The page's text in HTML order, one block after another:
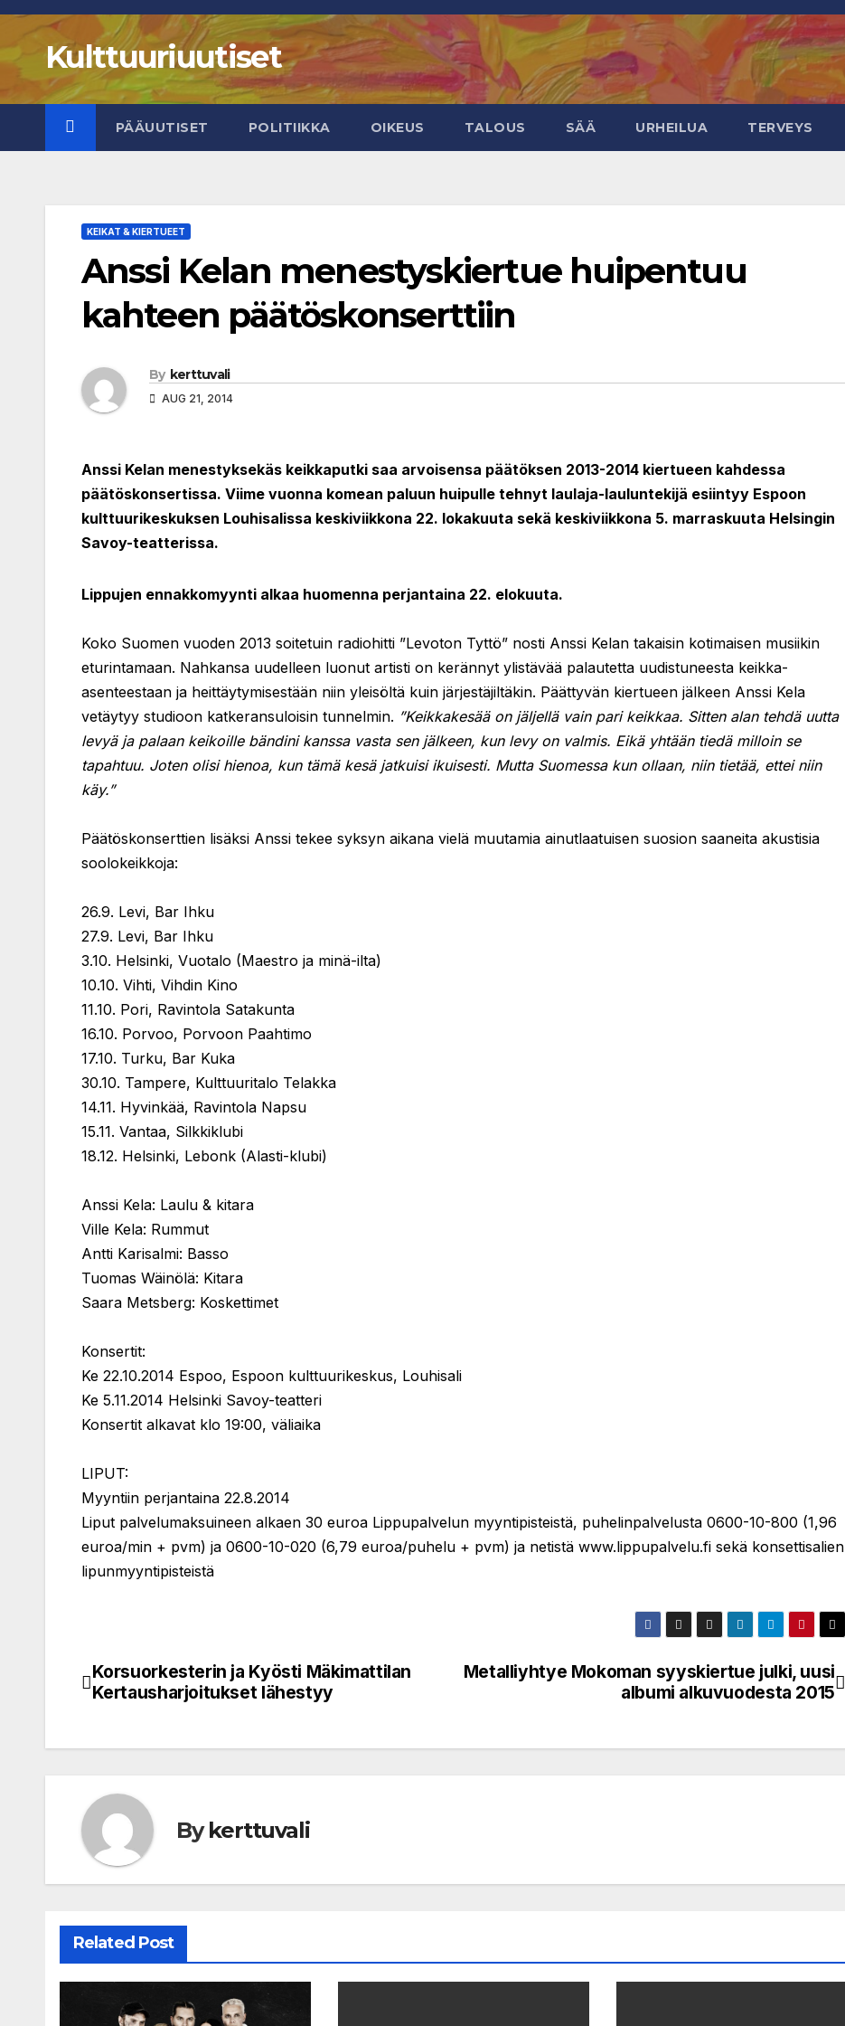
Skip
contentKulttuuriuutiset
PÄÄUUTISET POLITIIKKA OIKEUS TALOUS SÄÄ URHEILUA TERVEYS
KEIKAT & KIERTUEET
Anssi Kelan menestyskiertue huipentuu
kahteen päätöskonserttiin
By kerttuvali
AUG 21, 2014
Anssi Kelan menestyksekäs keikkaputki saa arvoisensa päätöksen 2013-2014 kiertueen kahdessa
päätöskonsertissa. Viime vuonna komean paluun huipulle tehnyt laulaja-lauluntekijä esiintyy Espoon
kulttuurikeskuksen Louhisalissa keskiviikkona 22. lokakuuta sekä keskiviikkona 5. marraskuuta Helsingin
Savoy-teatterissa.
Lippujen ennakkomyynti alkaa huomenna perjantaina 22. elokuuta.
Koko Suomen vuoden 2013 soitetuin radiohitti ”Levoton Tyttö” nosti Anssi Kelan takaisin kotimaisen musiikin
eturintamaan. Nahkansa uudelleen luonut artisti on kerännyt ylistävää palautetta uudistuneesta keikka-
asenteestaan ja heittäytymisestään niin yleisöltä kuin järjestäjiltäkin. Päättyvän kiertueen jälkeen Anssi Kela
vetäytyy studioon katkeransuloisin tunnelmin. ”Keikkakesää on jäljellä vain pari keikkaa. Sitten alan tehdä uutta
levyä ja palaan keikoille bändini kanssa vasta sen jälkeen, kun levy on valmis. Eikä yhtään tiedä milloin se
tapahtuu. Joten olisi hienoa, kun tämä kesä jatkuisi ikuisesti. Mutta Suomessa kun ollaan, niin tietää, ettei niin
käy.”
Päätöskonserttien lisäksi Anssi tekee syksyn aikana vielä muutamia ainutlaatuisen suosion saaneita akustisia
soolokeikkoja:
26.9. Levi, Bar Ihku
27.9. Levi, Bar Ihku
3.10. Helsinki, Vuotalo (Maestro ja minä-ilta)
10.10. Vihti, Vihdin Kino
11.10. Pori, Ravintola Satakunta
16.10. Porvoo, Porvoon Paahtimo
17.10. Turku, Bar Kuka
30.10. Tampere, Kulttuuritalo Telakka
14.11. Hyvinkää, Ravintola Napsu
15.11. Vantaa, Silkkiklubi
18.12. Helsinki, Lebonk (Alasti-klubi)
Anssi Kela: Laulu & kitara
Ville Kela: Rummut
Antti Karisalmi: Basso
Tuomas Wäinölä: Kitara
Saara Metsberg: Koskettimet
Konsertit:
Ke 22.10.2014 Espoo, Espoon kulttuurikeskus, Louhisali
Ke 5.11.2014 Helsinki Savoy-teatteri
Konsertit alkavat klo 19:00, väliaika
LIPUT:
Myyntiin perjantaina 22.8.2014
Liput palvelumaksuineen alkaen 30 euroa Lippupalvelun myyntipisteistä, puhelinpalvelusta 0600-10-800 (1,96
euroa/min + pvm) ja 0600-10-020 (6,79 euroa/puhelu + pvm) ja netistä www.lippupalvelu.fi sekä konsettisalien
lipunmyyntipisteistä
Post
Metalliyhtye Mokoman syyskiertue julki, uusi
albumi alkuvuodesta 2015
Korsuorkesterin ja Kyösti Mäkimattilan
Kertausharjoitukset lähestyy
Bykerttuvali
Related Post